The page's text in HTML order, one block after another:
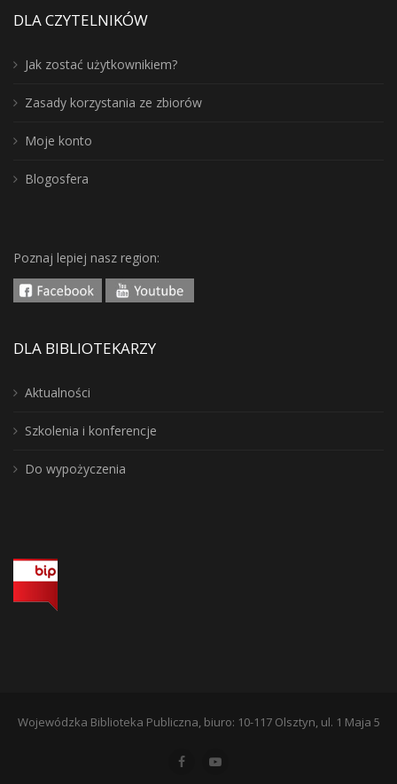
DLA CZYTELNIKÓW
Jak zostać użytkownikiem?
Zasady korzystania ze zbiorów
Moje konto
Blogosfera
Poznaj lepiej nasz region:
DLA BIBLIOTEKARZY
Aktualności
Szkolenia i konferencje
Do wypożyczenia
Wojewódzka Biblioteka Publiczna, biuro: 10-117 Olsztyn, ul. 1 Maja 5